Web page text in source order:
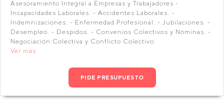
Asesoramiento Integral a Empresas y Trabajadores -
Incapacidades Laborales. - Accidentes Laborales. -
Indemnizaciones. - Enfermedad Profesional. - Jubilaciones. -
Desempleo. - Despidos. - Convenios Colectivos y Nóminas. -
Negociación Colectiva y Conflicto Colectivo.
Ver más
PIDE PRESUPUESTO